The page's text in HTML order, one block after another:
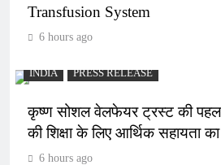
Transfusion System
6 hours ago
INDIA PRESS RELEASE
कृष्ण सोशल वेलफेयर ट्रस्ट की
की शिक्षा के लिए आर्थिक सहायता
6 hours ago